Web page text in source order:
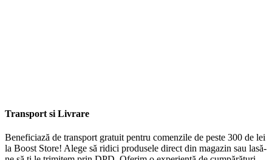
Transport si Livrare
Beneficiază de transport gratuit pentru comenzile de peste 300 de lei
la Boost Store! Alege să ridici produsele direct din magazin sau lasă-